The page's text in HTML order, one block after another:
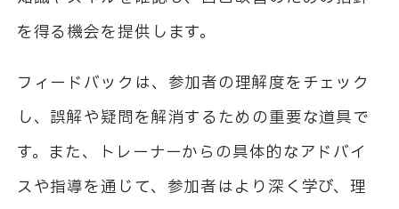
を得る機会を提供します。
フィードバックは、参加者の理解度をチェック
し、誤解や疑問を解消するための重要な道具で
す。また、トレーナーからの具体的なアドバイ
スや指導を通じて、参加者はより深く学び、理